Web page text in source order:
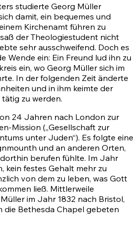
studierte Georg Müller
damit, ein bequemes und
Kirchenamt führen zu
der Theologiestudent nicht
sehr ausschweifend. Doch es
Wende ein: Ein Freund lud ihn zu
ein, wo Georg Müller sich im
In der folgenden Zeit änderte
und in ihm keimte der
zu werden.
24 Jahren nach London zur
Mission („Gesellschaft zur
unter Juden“). Es folgte eine
und an anderen Orten,
berufen fühlte. Im Jahr
kein festes Gehalt mehr zu
von dem zu leben, was Gott
ließ. Mittlerweile
im Jahr 1832 nach Bristol,
die Bethesda Chapel gebeten